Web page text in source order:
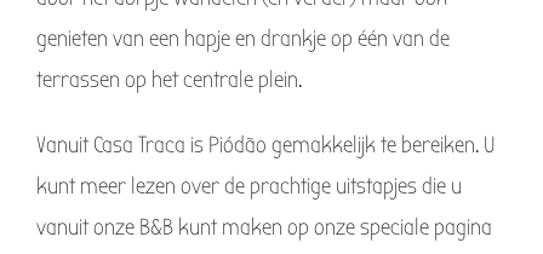
genieten van een hapje en drankje op één van de
terrassen op het centrale plein.
Vanuit Casa Traca is Piódão gemakkelijk te bereiken. U
kunt meer lezen over de prachtige uitstapjes die u
vanuit onze B&B kunt maken op onze speciale pagina